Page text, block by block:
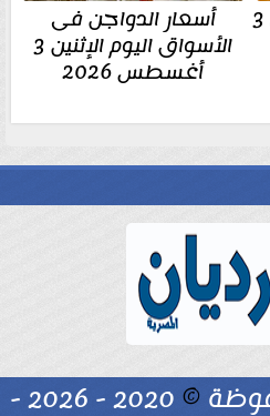
سعر الذهب اليوم الاثنين 3 أسعار الدواجن فى
الأسواق اليوم الإثنين 3
أغسطس 2026
©
2020 - 2026 -